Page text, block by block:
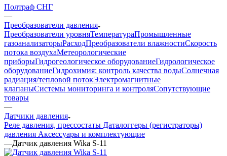
Полтраф СНГ
—
Преобразователи давления
Преобразователи уровняТемператураПромышленные
газоанализаторыРасходПреобразователи влажностиСкорость
потока воздухаМетеорологические
приборыГидрогеологическое оборудованиеГидрологическое
оборудованиеГидрохимия: контроль качества водыСолнечная
радиация/тепловой потокЭлектромагнитные
клапаныСистемы мониторинга и контроляСопутствующие
товары
—
Датчики давления
Реле давления, прессостаты Даталоггеры (регистраторы)
давления Аксессуары и комплектующие
—Датчик давления Wika S-11